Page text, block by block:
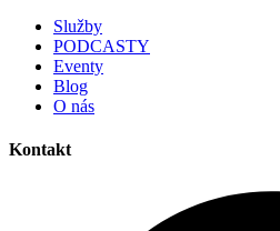
Služby
PODCASTY
Eventy
Blog
O nás
Kontakt